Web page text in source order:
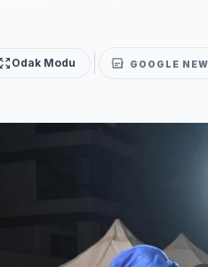
Odak Modu GOOGLE